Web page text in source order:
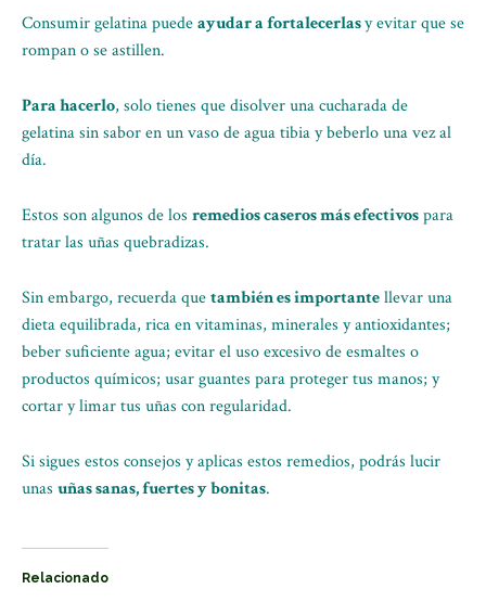
Consumir gelatina puedeayudar a fortalecerlasy evitar que se
rompan o se astillen.
Para hacerlo, solo tienes que disolver una cucharada de
gelatina sin sabor en un vaso de agua tibia y beberlo una vez al
día.
Estos son algunos de los remedios caseros más efectivospara
tratar las uñas quebradizas.
Sin embargo, recuerda quetambién es importantellevar una
dieta equilibrada, rica en vitaminas, minerales y antioxidantes;
beber suficiente agua; evitar el uso excesivo de esmaltes o
productos químicos; usar guantes para proteger tus manos; y
cortar y limar tus uñas con regularidad.
Si sigues estos consejos y aplicas estos remedios, podrás lucir
unas uñas sanas, fuertes y bonitas.
Relacionado